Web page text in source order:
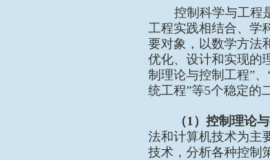
控制科学与工程
工程实践相结合、学
要对象，以数学方法
优化、设计和实现的
制理论与控制工程”、
统工程”等5个稳定的
（1）控制理论
法和计算机技术为主
技术，分析各种控制